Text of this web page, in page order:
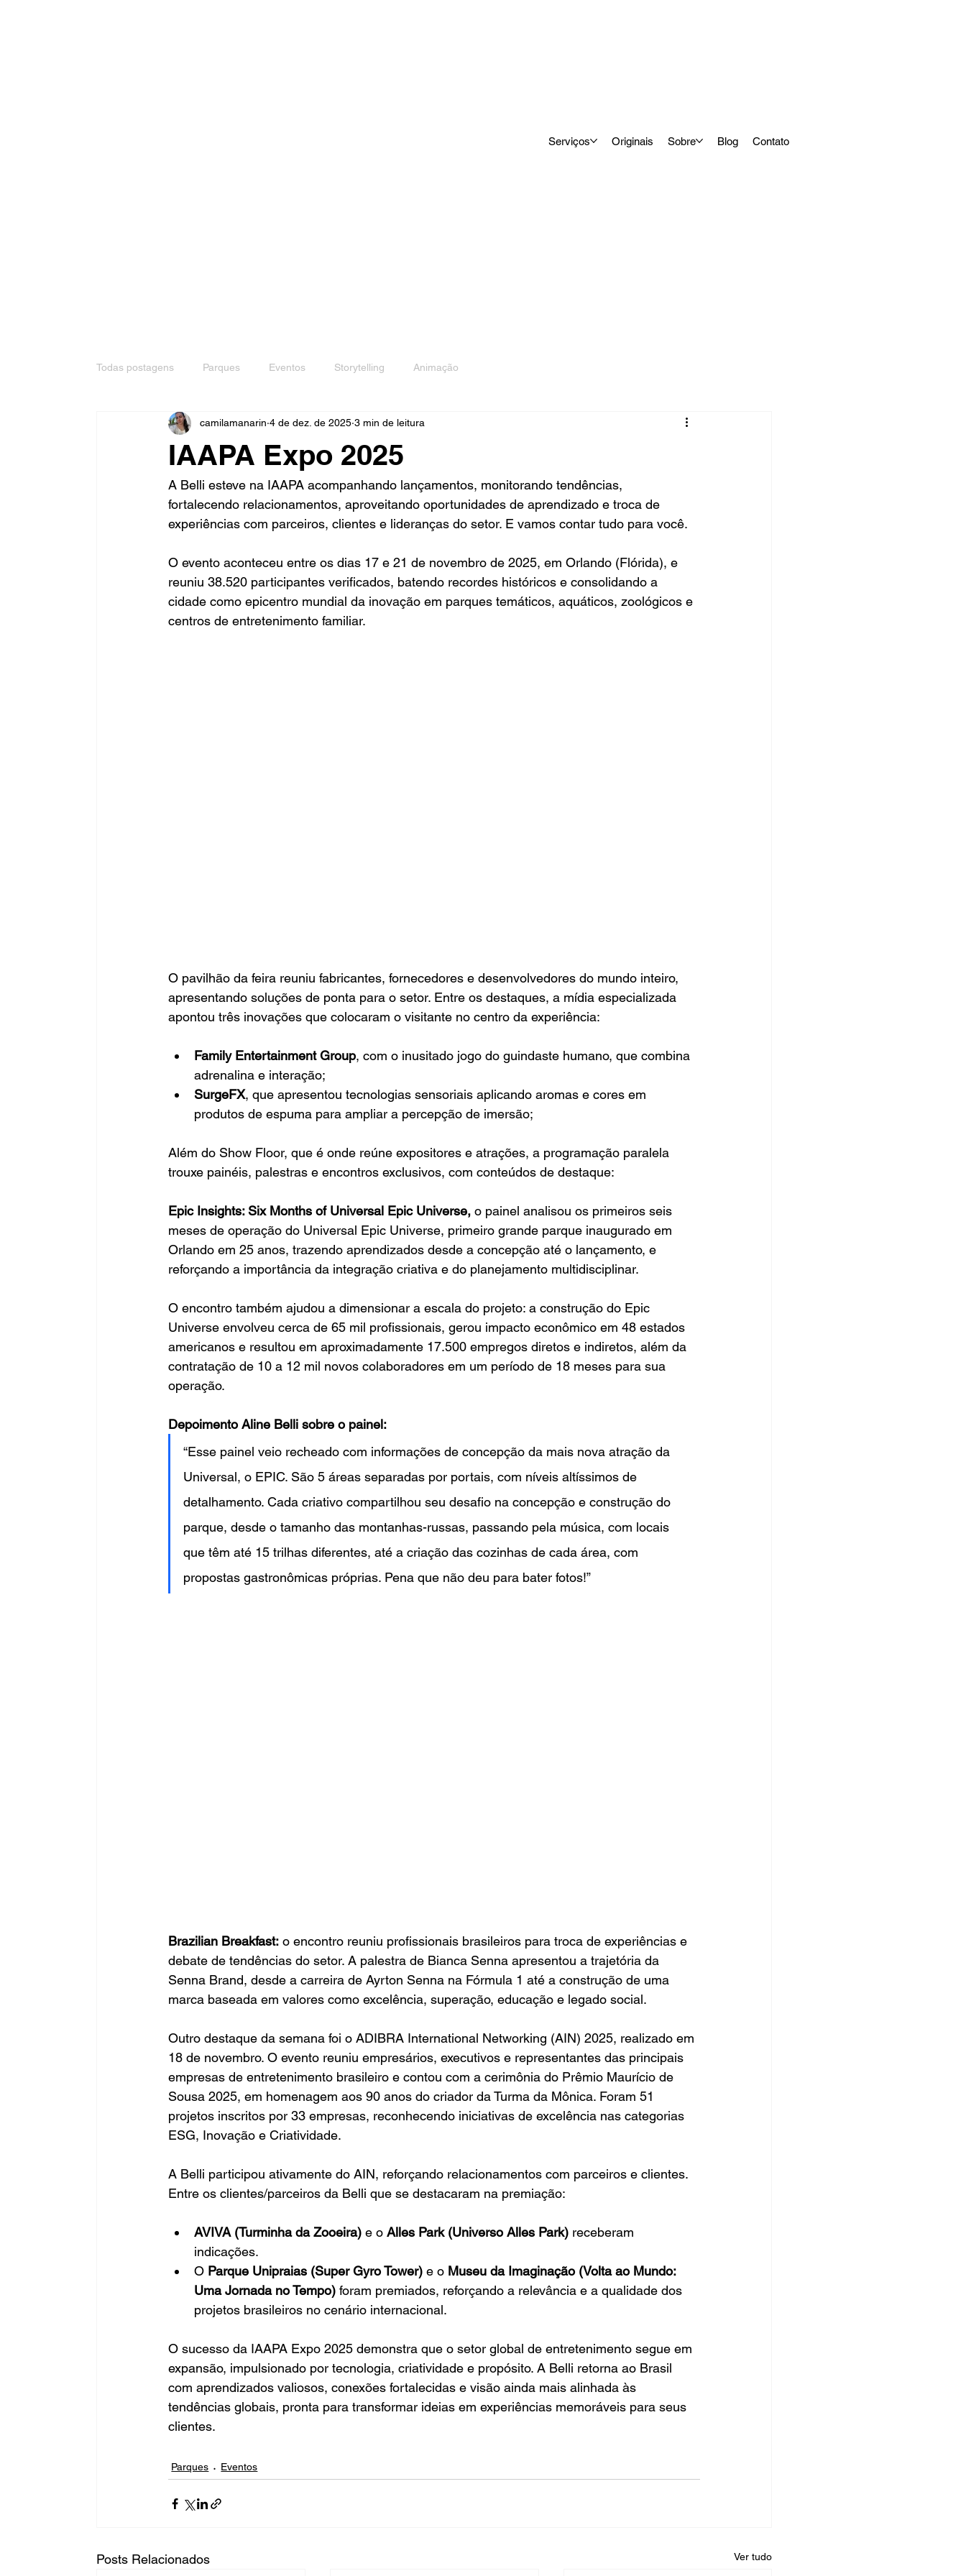
Serviços Originais Sobre Blog Contato
Todas postagens Parques Eventos Storytelling Animação
IAAPA Expo 2025
camilamanarin 4 de dez. de 2025 3 min de leitura
A Belli esteve na IAAPA acompanhando lançamentos, monitorando tendências,
fortalecendo relacionamentos, aproveitando oportunidades de aprendizado e troca de
experiências com parceiros, clientes e lideranças do setor. E vamos contar tudo para você.
O evento aconteceu entre os dias 17 e 21 de novembro de 2025, em Orlando (Flórida), e
reuniu 38.520 participantes verificados, batendo recordes históricos e consolidando a
cidade como epicentro mundial da inovação em parques temáticos, aquáticos, zoológicos e
centros de entretenimento familiar.
O pavilhão da feira reuniu fabricantes, fornecedores e desenvolvedores do mundo inteiro,
apresentando soluções de ponta para o setor. Entre os destaques, a mídia especializada
apontou três inovações que colocaram o visitante no centro da experiência:
Family Entertainment Group, com o inusitado jogo do guindaste humano, que combina
adrenalina e interação;
SurgeFX, que apresentou tecnologias sensoriais aplicando aromas e cores em
produtos de espuma para ampliar a percepção de imersão;
Além do Show Floor, que é onde reúne expositores e atrações, a programação paralela
trouxe painéis, palestras e encontros exclusivos, com conteúdos de destaque:
Epic Insights: Six Months of Universal Epic Universe, o painel analisou os primeiros seis
meses de operação do Universal Epic Universe, primeiro grande parque inaugurado em
Orlando em 25 anos, trazendo aprendizados desde a concepção até o lançamento, e
reforçando a importância da integração criativa e do planejamento multidisciplinar.
O encontro também ajudou a dimensionar a escala do projeto: a construção do Epic
Universe envolveu cerca de 65 mil profissionais, gerou impacto econômico em 48 estados
americanos e resultou em aproximadamente 17.500 empregos diretos e indiretos, além da
contratação de 10 a 12 mil novos colaboradores em um período de 18 meses para sua
operação.
Depoimento Aline Belli sobre o painel:
“Esse painel veio recheado com informações de concepção da mais nova atração da
Universal, o EPIC. São 5 áreas separadas por portais, com níveis altíssimos de
detalhamento. Cada criativo compartilhou seu desafio na concepção e construção do
parque, desde o tamanho das montanhas-russas, passando pela música, com locais
que têm até 15 trilhas diferentes, até a criação das cozinhas de cada área, com
propostas gastronômicas próprias. Pena que não deu para bater fotos!”
Brazilian Breakfast: o encontro reuniu profissionais brasileiros para troca de experiências e
debate de tendências do setor. A palestra de Bianca Senna apresentou a trajetória da
Senna Brand, desde a carreira de Ayrton Senna na Fórmula 1 até a construção de uma
marca baseada em valores como excelência, superação, educação e legado social.
Outro destaque da semana foi o ADIBRA International Networking (AIN) 2025, realizado em
18 de novembro. O evento reuniu empresários, executivos e representantes das principais
empresas de entretenimento brasileiro e contou com a cerimônia do Prêmio Maurício de
Sousa 2025, em homenagem aos 90 anos do criador da Turma da Mônica. Foram 51
projetos inscritos por 33 empresas, reconhecendo iniciativas de excelência nas categorias
ESG, Inovação e Criatividade.
A Belli participou ativamente do AIN, reforçando relacionamentos com parceiros e clientes.
Entre os clientes/parceiros da Belli que se destacaram na premiação:
AVIVA (Turminha da Zooeira) e o Alles Park (Universo Alles Park) receberam
indicações.
O Parque Unipraias (Super Gyro Tower) e o Museu da Imaginação (Volta ao Mundo:
Uma Jornada no Tempo) foram premiados, reforçando a relevância e a qualidade dos
projetos brasileiros no cenário internacional.
O sucesso da IAAPA Expo 2025 demonstra que o setor global de entretenimento segue em
expansão, impulsionado por tecnologia, criatividade e propósito. A Belli retorna ao Brasil
com aprendizados valiosos, conexões fortalecidas e visão ainda mais alinhada às
tendências globais, pronta para transformar ideias em experiências memoráveis para seus
clientes.
Parques Eventos
Posts Relacionados Ver tudo